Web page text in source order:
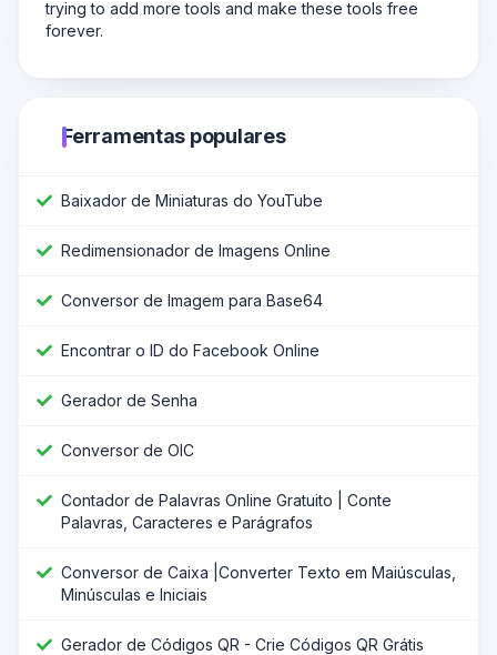
trying to add more tools and make these tools free
forever.
Ferramentas populares
Baixador de Miniaturas do YouTube
Redimensionador de Imagens Online
Conversor de Imagem para Base64
Encontrar o ID do Facebook Online
Gerador de Senha
Conversor de OIC
Contador de Palavras Online Gratuito | Conte
Palavras, Caracteres e Parágrafos
Conversor de Caixa |Converter Texto em Maiúsculas,
Minúsculas e Iniciais
Gerador de Códigos QR - Crie Códigos QR Grátis